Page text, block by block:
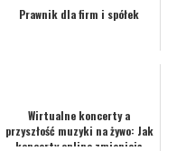
Prawnik dla firm i spółek
Wirtualne koncerty a
przyszłość muzyki na żywo: Jak
koncerty online zmieniają